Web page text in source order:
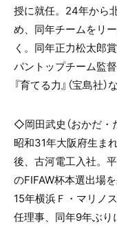
授に就任。24年から
め、同年チームをリ
く。同年正力松太郎
パントップチーム監督
『育てる力』（宝島社）
◇岡田武史（おかだ・
昭和31年大阪府生ま
後、古河電工入社。
のFIFAW杯本選出場
15年横浜Ｆ・マリノ
任理事、同年9年ぶ